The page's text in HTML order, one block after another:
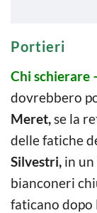
Portieri
Chi schierare
dovrebbero
Meret,se la
delle fatiche
Silvestri, in
bianconeri
faticano dopo